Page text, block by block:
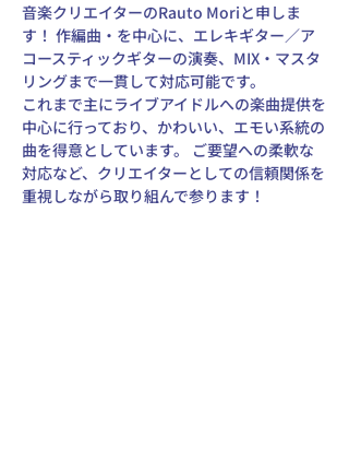
音楽クリエイターのRauto Moriと申しま
す！ 作編曲・を中心に、エレキギター／ア
コースティックギターの演奏、MIX・マスタ
リングまで一貫して対応可能です。
これまで主にライブアイドルへの楽曲提供を
中心に行っており、かわいい、エモい系統の
曲を得意としています。 ご要望への柔軟な
対応など、クリエイターとしての信頼関係を
重視しながら取り組んで参ります！